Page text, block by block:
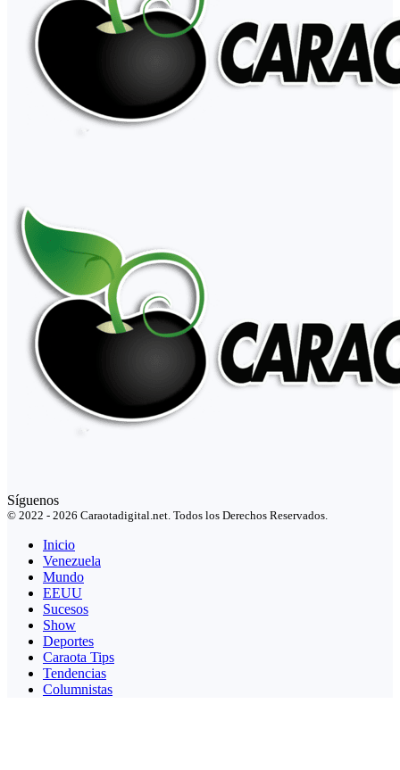
Síguenos
© 2022 - 2026 Caraotadigital.net. Todos los Derechos Reservados.
Inicio
Venezuela
Mundo
EEUU
Sucesos
Show
Deportes
Caraota Tips
Tendencias
Columnistas